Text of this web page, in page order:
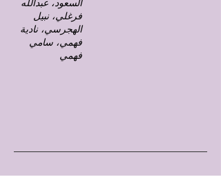
السعود، عبدالله
فرغلي، نبيل
الهجرسي، نادية
فهمي، سامي
فهمي